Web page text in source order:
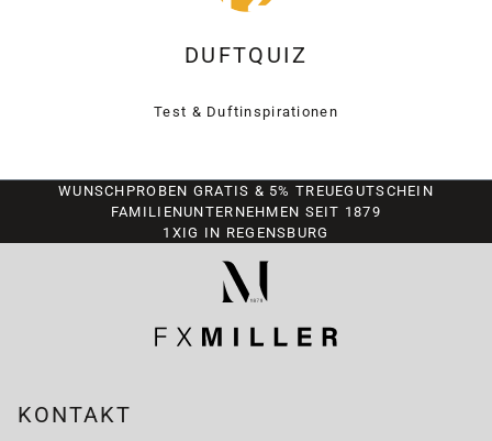
DUFTQUIZ
Test & Duftinspirationen
WUNSCHPROBEN GRATIS & 5% TREUEGUTSCHEIN
FAMILIENUNTERNEHMEN SEIT 1879
1XIG IN REGENSBURG
KONTAKT